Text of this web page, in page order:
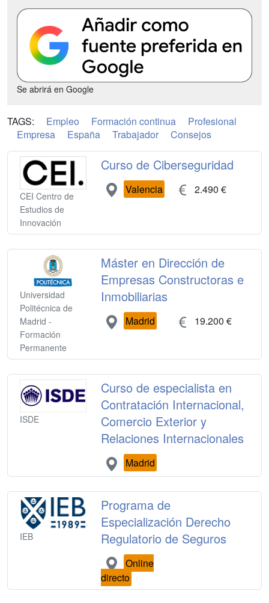
Se abrirá en Google
TAGS: Empleo Formación continua
Profesional
Empresa
España Trabajador Consejos
CEI Centro de
Estudios de
Innovación
Curso de Ciberseguridad
Valencia 2.490 €
Universidad
Politécnica de
Madrid -
Formación
Permanente
Máster en Dirección de
Empresas Constructoras e
Inmobiliarias
Madrid 19.200 €
ISDE
Curso de especialista en
Contratación Internacional,
Comercio Exterior y
Relaciones Internacionales
Madrid
IEB
Programa de
Especialización Derecho
Regulatorio de Seguros
Online
directo